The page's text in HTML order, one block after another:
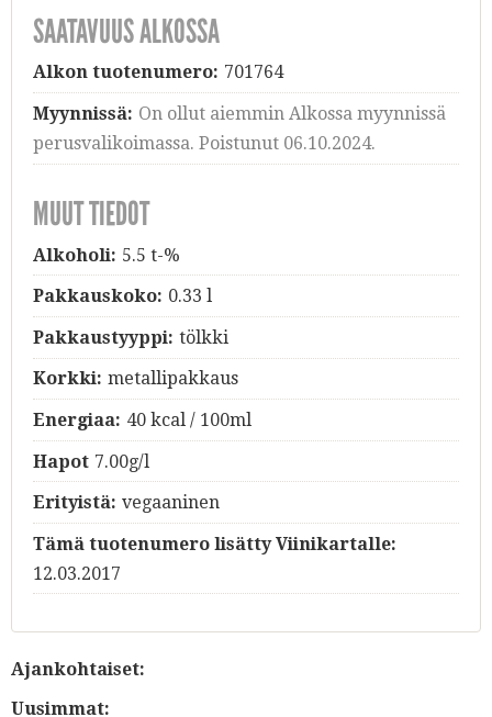
SAATAVUUS ALKOSSA
Alkon tuotenumero: 701764
Myynnissä: On ollut aiemmin Alkossa myynnissä
perusvalikoimassa. Poistunut 06.10.2024.
MUUT TIEDOT
Alkoholi: 5.5 t-%
Pakkauskoko: 0.33 l
Pakkaustyyppi: tölkki
Korkki: metallipakkaus
Energiaa: 40 kcal / 100ml
Hapot 7.00g/l
Erityistä: vegaaninen
Tämä tuotenumero lisätty Viinikartalle:
12.03.2017
Ajankohtaiset:
Uusimmat: